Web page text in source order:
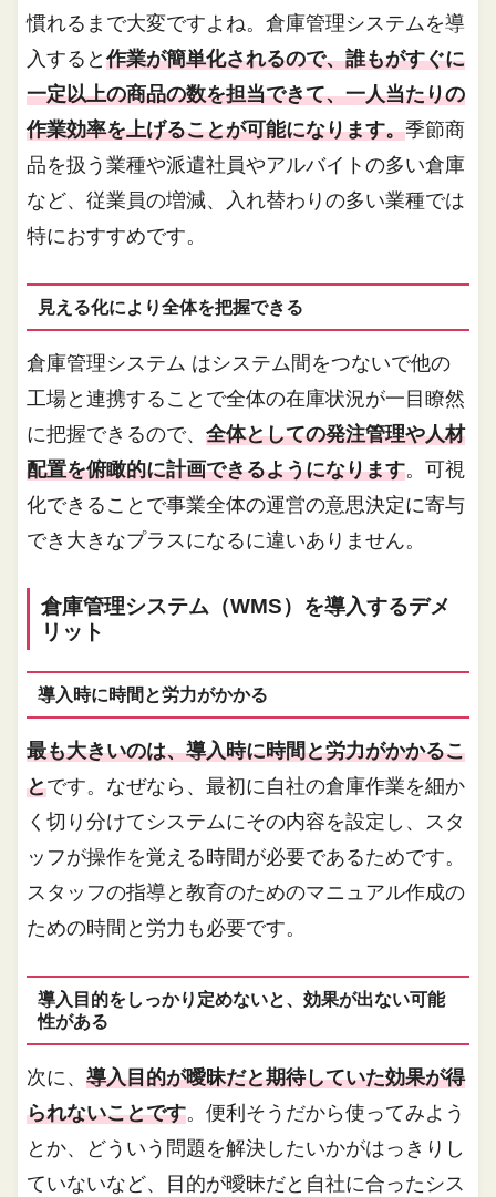
慣れるまで大変ですよね。倉庫管理システムを導
入すると作業が簡単化されるので、誰もがすぐに
一定以上の商品の数を担当できて、一人当たりの
作業効率を上げることが可能になります。季節商
品を扱う業種や派遣社員やアルバイトの多い倉庫
など、従業員の増減、入れ替わりの多い業種では
特におすすめです。
見える化により全体を把握できる
倉庫管理システム はシステム間をつないで他の
工場と連携することで全体の在庫状況が一目瞭然
に把握できるので、全体としての発注管理や人材
配置を俯瞰的に計画できるようになります。可視
化できることで事業全体の運営の意思決定に寄与
でき大きなプラスになるに違いありません。
倉庫管理システム（WMS）を導入するデメ
リット
導入時に時間と労力がかかる
最も大きいのは、導入時に時間と労力がかかるこ
とです。なぜなら、最初に自社の倉庫作業を細か
く切り分けてシステムにその内容を設定し、スタ
ッフが操作を覚える時間が必要であるためです。
スタッフの指導と教育のためのマニュアル作成の
ための時間と労力も必要です。
導入目的をしっかり定めないと、効果が出ない可能
性がある
次に、導入目的が曖昧だと期待していた効果が得
られないことです。便利そうだから使ってみよう
とか、どういう問題を解決したいかがはっきりし
ていないなど、目的が曖昧だと自社に合ったシス